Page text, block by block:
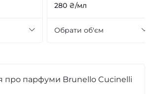
280 ₴/мл
Обрати об'єм
про парфуми Brunello Cucinelli